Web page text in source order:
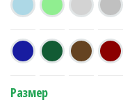
Размер